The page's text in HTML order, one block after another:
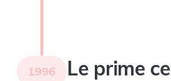
1996 Le prime